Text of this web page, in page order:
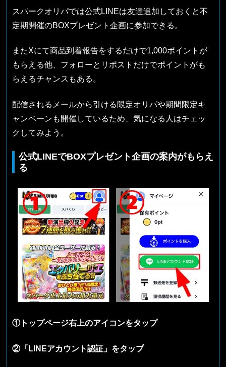
スパークオリパでは公式LINEは友達追加しておくと不
定期開催のBOXプレゼント企画に参加できる。
またXにて商品到着報告をするだけで1,000ポイントが
もらえる他、フォローとリポストだけでポイントがも
らえるチャンスもある。
配信されるメールから引ける限定オリパや期間限定キ
ャンペーンも開催しているため、気になる人はチェッ
クしてみよう。
公式LINEでBOXプレゼント企画の案内がもらえ
る
①トップページ右上のアイコンをタップ
②「LINEアカウント認証」をタップ